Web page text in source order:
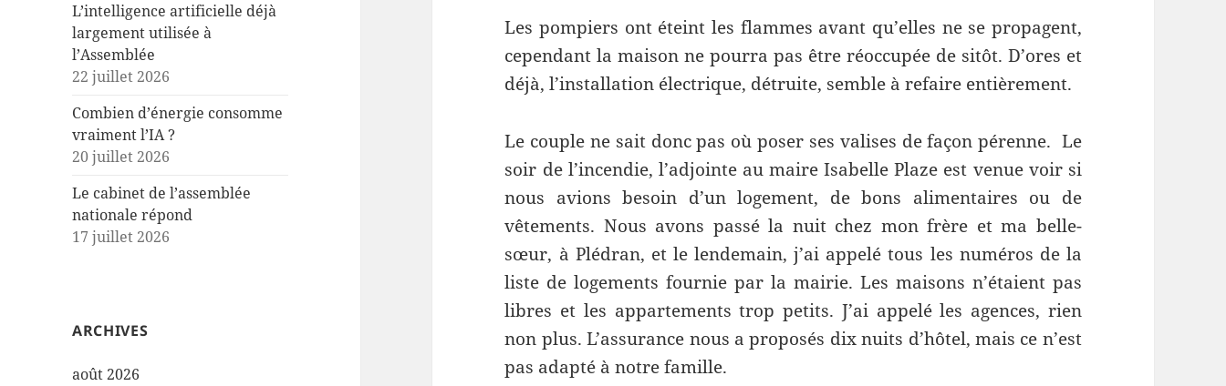
L’intelligence artificielle déjà
largement utilisée à
l’Assemblée
22 juillet 2026
Combien d’énergie consomme
vraiment l’IA ?
20 juillet 2026
Le cabinet de l’assemblée
nationale répond
17 juillet 2026
ARCHIVES
août 2026
Les pompiers ont éteint les flammes avant qu’elles ne se propagent,
cependant la maison ne pourra pas être réoccupée de sitôt. D’ores et
déjà, l’installation électrique, détruite, semble à refaire entièrement.
Le couple ne sait donc pas où poser ses valises de façon pérenne. Le
soir de l’incendie, l’adjointe au maire Isabelle Plaze est venue voir si
nous avions besoin d’un logement, de bons alimentaires ou de
vêtements. Nous avons passé la nuit chez mon frère et ma belle-
sœur, à Plédran, et le lendemain, j’ai appelé tous les numéros de la
liste de logements fournie par la mairie. Les maisons n’étaient pas
libres et les appartements trop petits. J’ai appelé les agences, rien
non plus. L’assurance nous a proposés dix nuits d’hôtel, mais ce n’est
pas adapté à notre famille.